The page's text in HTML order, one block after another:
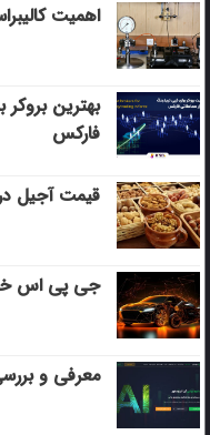
اهمیت
بهترین بروکر
فارکس
قیمت آجیل
جی پی اس
معرفی و بررسی